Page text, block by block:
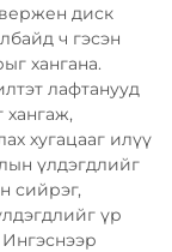
диск
ч гэсэн
хангана.
лафтанууд
хангаж,
хугацааг илүү
үлдэгдлийг
сийрэг,
үр